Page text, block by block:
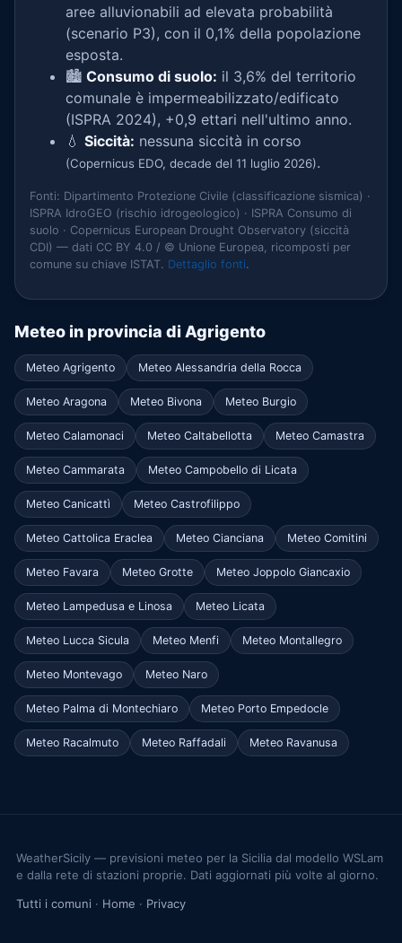
aree alluvionabili ad elevata probabilità
(scenario P3), con il 0,1% della popolazione
esposta.
🏙️ Consumo di suolo: il 3,6% del territorio
comunale è impermeabilizzato/edificato
(ISPRA 2024), +0,9 ettari nell'ultimo anno.
💧 Siccità: nessuna siccità in corso
(Copernicus EDO, decade del 11 luglio 2026).
Fonti: Dipartimento Protezione Civile (classificazione sismica) ·
ISPRA IdroGEO (rischio idrogeologico) · ISPRA Consumo di
suolo · Copernicus European Drought Observatory (siccità
CDI) — dati CC BY 4.0 / © Unione Europea, ricomposti per
comune su chiave ISTAT. Dettaglio fonti.
Meteo in provincia di Agrigento
Meteo Agrigento Meteo Alessandria della Rocca
Meteo Aragona Meteo Bivona Meteo Burgio
Meteo Calamonaci Meteo Caltabellotta Meteo Camastra
Meteo Cammarata Meteo Campobello di Licata
Meteo Canicattì Meteo Castrofilippo
Meteo Cattolica Eraclea Meteo Cianciana Meteo Comitini
Meteo Favara Meteo Grotte Meteo Joppolo Giancaxio
Meteo Lampedusa e Linosa Meteo Licata
Meteo Lucca Sicula Meteo Menfi Meteo Montallegro
Meteo Montevago Meteo Naro
Meteo Palma di Montechiaro Meteo Porto Empedocle
Meteo Racalmuto Meteo Raffadali Meteo Ravanusa
WeatherSicily — previsioni meteo per la Sicilia dal modello WSLam
e dalla rete di stazioni proprie. Dati aggiornati più volte al giorno.
Tutti i comuni · Home · Privacy